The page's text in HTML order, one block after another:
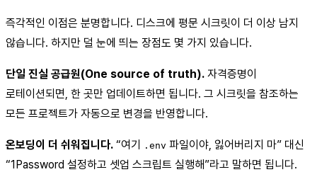
즉각적인 이점은 분명합니다. 디스크에 평문 시크릿이 더 이상 남지
않습니다. 하지만 덜 눈에 띄는 장점도 몇 가지 있습니다.
단일 진실 공급원(One source of truth). 자격증명이
로테이션되면, 한 곳만 업데이트하면 됩니다. 그 시크릿을 참조하는
모든 프로젝트가 자동으로 변경을 반영합니다.
온보딩이 더 쉬워집니다. “여기 .env 파일이야, 잃어버리지 마” 대신
“1Password 설정하고 셋업 스크립트 실행해”라고 말하면 됩니다.